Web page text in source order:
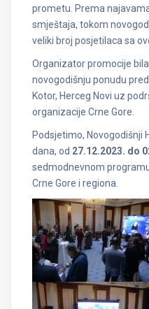
prometu. Prema
smještaja, tokom
veliki broj posjetilaca sa
Organizator promocije
novogodišnju ponudu
Kotor, Herceg Novi uz
organizacije Crne Gore.
Podsjetimo, Novogodišnji
dana, od 27.12.2023. do
sedmodnevnom
Crne Gore i regiona.